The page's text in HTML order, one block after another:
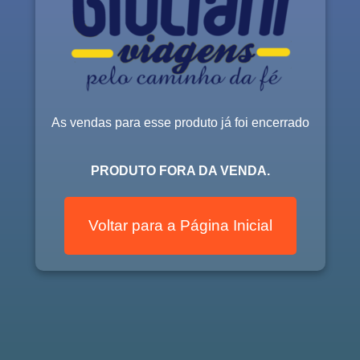
As vendas para esse produto já foi encerrado
PRODUTO FORA DA VENDA.
Voltar para a Página Inicial